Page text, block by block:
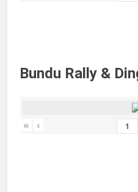
Bundu Rally &
« ‹